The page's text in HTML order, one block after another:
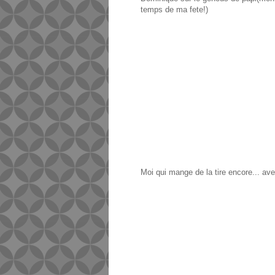
temps de ma fete!)
Moi qui mange de la tire encore...